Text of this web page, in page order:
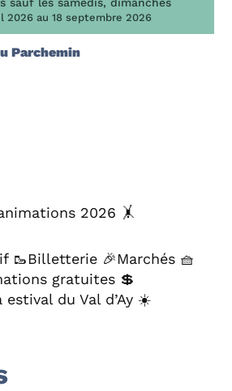
2026 au 18 septembre 2026
Parchemin
2026 🤸
🥾Billetterie 🎉Marchés 🧺
gratuites 💲
estival du Val d’Ay ☀️